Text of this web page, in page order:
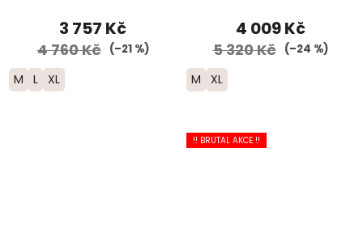
červená
3 757 Kč
4 760 Kč (–21 %)
M L XL
4 009 Kč
5 320 Kč (–24 %)
M XL
!! BRUTAL AKCE !!